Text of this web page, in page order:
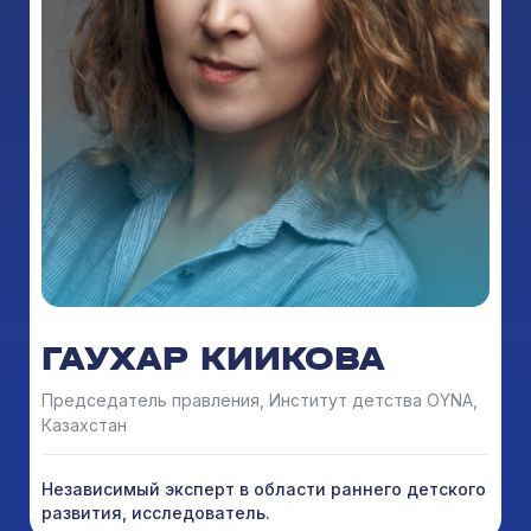
ГАУХАР КИИКОВА
Председатель правления, Институт детства OYNA,
Казахстан
Независимый эксперт в области раннего детского
развития, исследователь.